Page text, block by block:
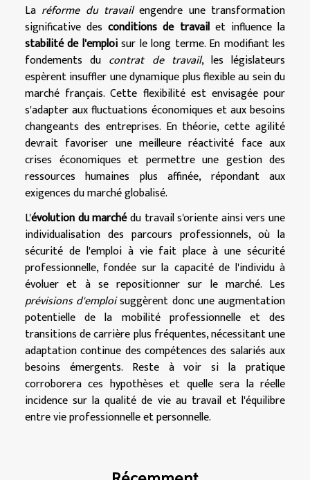
La réforme du travailengendre une transformation
significative desconditions de travailet influence la
stabilité de l'emploisur le long terme. En modifiant les
fondements du contrat de travail, les législateurs
espèrent insuffler une dynamique plus flexible au sein du
marché français. Cette flexibilité est envisagée pour
s'adapter aux fluctuations économiques et aux besoins
changeants des entreprises. En théorie, cette agilité
devrait favoriser une meilleure réactivité face aux
crises économiques et permettre une gestion des
ressources humaines plus affinée, répondant aux
exigences du marché globalisé.
L'évolution du marchédu travail s'oriente ainsi vers une
individualisation des parcours professionnels, où la
sécurité de l'emploi à vie fait place à une sécurité
professionnelle, fondée sur la capacité de l'individu à
évoluer et à se repositionner sur le marché. Les
prévisions d'emploisuggèrent donc une augmentation
potentielle de la mobilité professionnelle et des
transitions de carrière plus fréquentes, nécessitant une
adaptation continue des compétences des salariés aux
besoins émergents. Reste à voir si la pratique
corroborera ces hypothèses et quelle sera la réelle
incidence sur la qualité de vie au travail et l'équilibre
entre vie professionnelle et personnelle.